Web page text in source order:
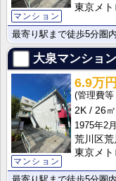
マンション
東京メ
大泉マンション
マンション
6.9万円
2K
26㎡
1975年2月
荒川区荒
東京メ